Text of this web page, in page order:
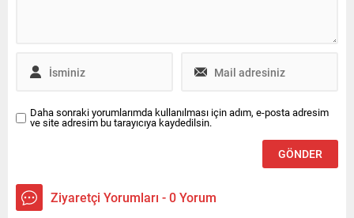
Daha sonraki yorumlarımda kullanılması için adım, e-posta adresim
ve site adresim bu tarayıcıya kaydedilsin.
Ziyaretçi Yorumları - 0 Yorum